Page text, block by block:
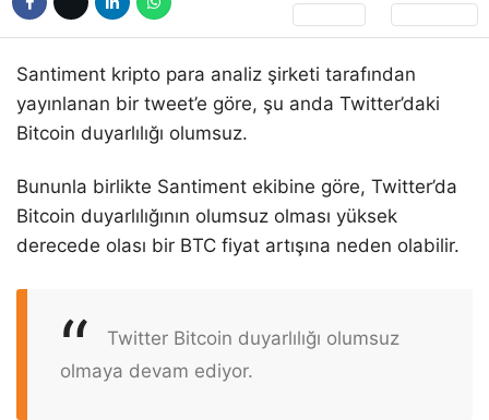
Santiment kripto para analiz şirketi tarafından
yayınlanan bir tweet’e göre, şu anda Twitter’daki
Bitcoin duyarlılığı olumsuz.
Bununla birlikte Santiment ekibine göre, Twitter’da
Bitcoin duyarlılığının olumsuz olması yüksek
derecede olası bir BTC fiyat artışına neden olabilir.
Twitter Bitcoin duyarlılığı olumsuz
olmaya devam ediyor.